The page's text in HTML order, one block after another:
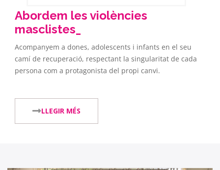
Abordem les violències
masclistes_
Acompanyem a dones, adolescents i infants en el seu
camí de recuperació, respectant la singularitat de cada
persona com a protagonista del propi canvi.
LLEGIR MÉS